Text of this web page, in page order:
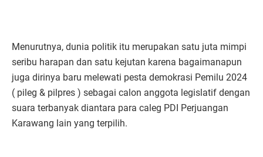
Menurutnya, dunia politik itu merupakan satu juta mimpi
seribu harapan dan satu kejutan karena bagaimanapun
juga dirinya baru melewati pesta demokrasi Pemilu 2024
( pileg & pilpres ) sebagai calon anggota legislatif dengan
suara terbanyak diantara para caleg PDI Perjuangan
Karawang lain yang terpilih.